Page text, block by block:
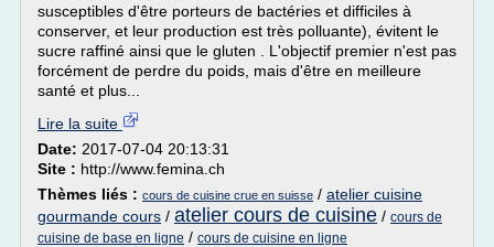
susceptibles d'être porteurs de bactéries et difficiles à
conserver, et leur production est très polluante), évitent le
sucre raffiné ainsi que le gluten . L'objectif premier n'est pas
forcément de perdre du poids, mais d'être en meilleure
santé et plus...
Lire la suite
Date: 2017-07-04 20:13:31
Site : http://www.femina.ch
Thèmes liés : cours de cuisine crue en suisse / atelier cuisine
gourmande cours / atelier cours de cuisine / cours de
cuisine de base en ligne / cours de cuisine en ligne